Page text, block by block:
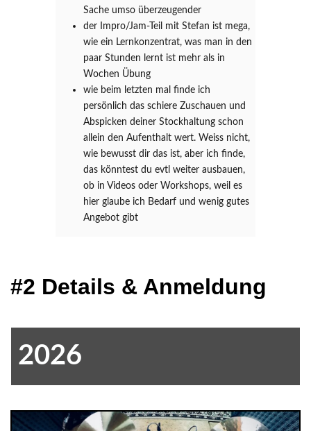
Sache umso überzeugender
der Impro/Jam-Teil mit Stefan ist mega,
wie ein Lernkonzentrat, was man in den
paar Stunden lernt ist mehr als in
Wochen Übung
wie beim letzten mal finde ich
persönlich das schiere Zuschauen und
Abspicken deiner Stockhaltung schon
allein den Aufenthalt wert. Weiss nicht,
wie bewusst dir das ist, aber ich finde,
das könntest du evtl weiter ausbauen,
ob in Videos oder Workshops, weil es
hier glaube ich Bedarf und wenig gutes
Angebot gibt
#2 Details & Anmeldung
2026